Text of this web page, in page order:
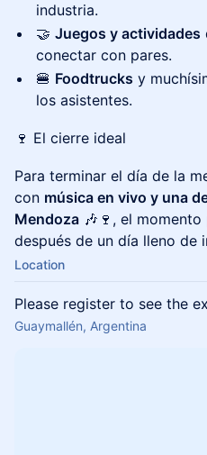
industria.
🤝 Juegos y actividades
conectar con pares.
🍔 Foodtrucks y
los asistentes.
🍷 El cierre ideal
Para terminar el día de la
con música en vivo y una
Mendoza 🎶🍷, el
después de un día lleno de
Location
Please register to see the
Guaymallén, Argentina